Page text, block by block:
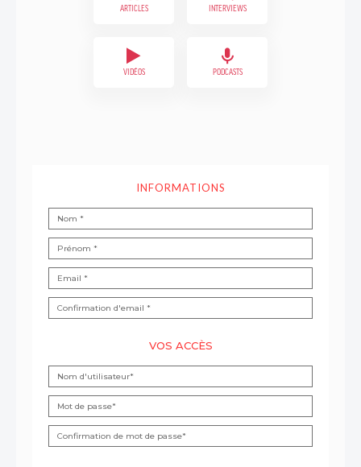
ARTICLES INTERVIEWS
VIDÉOS PODCASTS